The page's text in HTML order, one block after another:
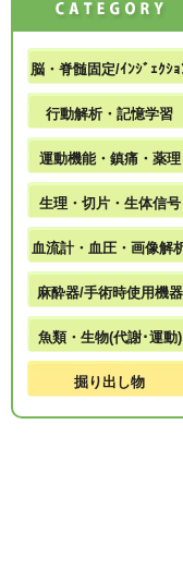
脳・脊髄固定/ｲﾝｼﾞｪｸｼ
行動解析・記憶学習
運動機能・鎮痛・薬理
生理・切片・生体信号
血流計・血圧・画像解
麻酔器/手術時使用機器
魚類・生物(代謝･運動)
掘り出し物